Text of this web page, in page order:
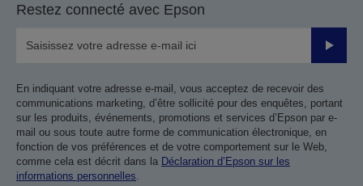
Restez connecté avec Epson
Valider
En indiquant votre adresse e-mail, vous acceptez de recevoir des
communications marketing, d’être sollicité pour des enquêtes, portant
sur les produits, événements, promotions et services d’Epson par e-
mail ou sous toute autre forme de communication électronique, en
fonction de vos préférences et de votre comportement sur le Web,
comme cela est décrit dans la Déclaration d’Epson sur les
informations personnelles